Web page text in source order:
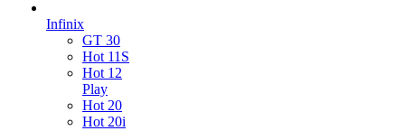
Infinix
GT 30
Hot 11S
Hot 12
Play
Hot 20
Hot 20i